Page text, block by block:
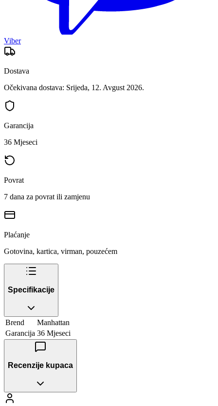
Viber
Dostava
Očekivana dostava: Srijeda, 12. Avgust 2026.
Garancija
36 Mjeseci
Povrat
7 dana za povrat ili zamjenu
Plaćanje
Gotovina, kartica, virman, pouzećem
Specifikacije
Brend
Manhattan
Garancija 36 Mjeseci
Recenzije kupaca